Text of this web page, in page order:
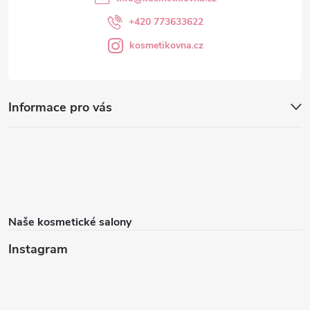
Informace pro vás
Naše kosmetické salony
Instagram
+420 773633622
kosmetikovna.cz